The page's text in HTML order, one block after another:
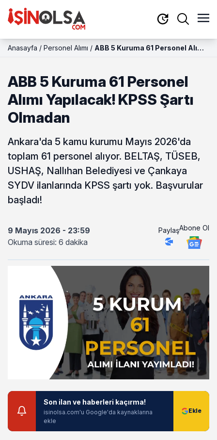
Anasayfa / Personel Alımı / ABB 5 Kuruma 61 Personel Alımı
ABB 5 Kuruma 61 Personel
Alımı Yapılacak! KPSS Şartı
Olmadan
Ankara'da 5 kamu kurumu Mayıs 2026'da
toplam 61 personel alıyor. BELTAŞ, TÜSEB,
USHAŞ, Nallıhan Belediyesi ve Çankaya
SYDV ilanlarında KPSS şartı yok. Başvurular
başladı!
9 Mayıs 2026 - 23:59
Okuma süresi: 6 dakika
PaylaşAbone Ol
Son ilan ve haberleri kaçırma!
isinolsa.com'u Google'da kaynaklarına
ekle